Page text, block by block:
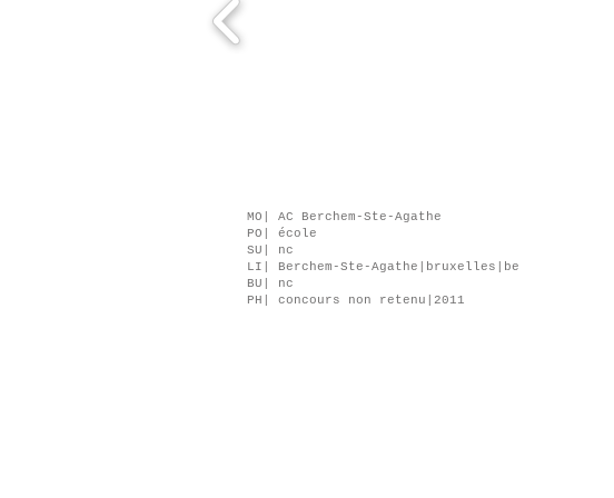
MO| AC Berchem-Ste-Agathe
PO| école
SU| nc
LI| Berchem-Ste-Agathe|bruxelles|be
BU| nc
PH| concours non retenu|2011